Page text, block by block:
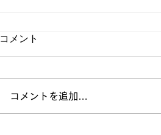
子どもと稲さくお話会
コメント
コメントを追加…